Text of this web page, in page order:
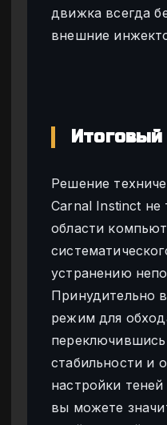
движка всегда
внешние
Решение
Carnal Instinct не
области
устранению
Принудительно
режим для
переключившись
стабильности и
настройки
вы можете